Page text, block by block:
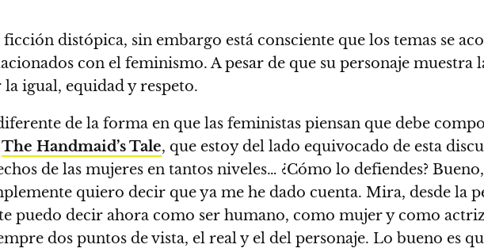
distópica, sin embargo está consciente que los temas se
con el feminismo. A pesar de que su personaje muestra
igual, equidad y respeto.
de la forma en que las feministas piensan que debe
The Handmaid’s Tale, que estoy del lado equivocado de esta
de las mujeres en tantos niveles… ¿Cómo lo defiendes?
quiero decir que ya me he dado cuenta. Mira, desde la
puedo decir ahora como ser humano, como mujer y como
dos puntos de vista, el real y el del personaje. Lo bueno es